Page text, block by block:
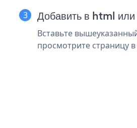
Добавить в html
Вставьте
просмотрите страницу